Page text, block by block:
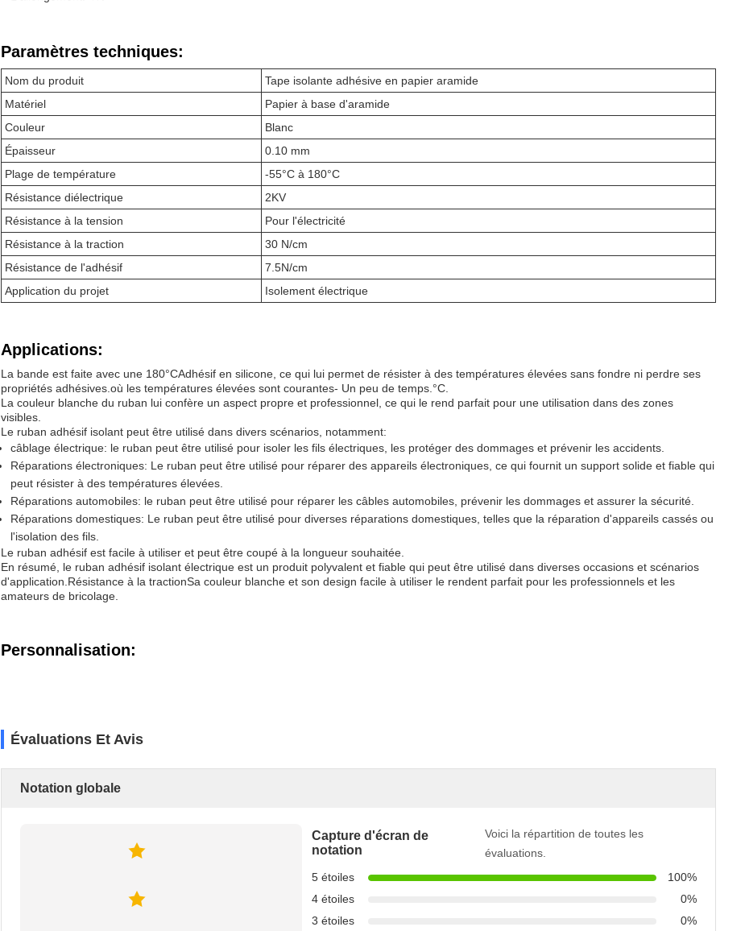
Paramètres techniques:
Nom du produit
Tape isolante adhésive en papier aramide
Matériel
Papier à base d'aramide
Couleur
Blanc
Épaisseur
0.10 mm
Plage de température
-55°C à 180°C
Résistance diélectrique
2KV
Résistance à la tension
Pour l'électricité
Résistance à la traction
30 N/cm
Résistance de l'adhésif
7.5N/cm
Application du projet
Isolement électrique
Applications:
La bande est faite avec une 180°CAdhésif en silicone, ce qui lui permet de résister à des températures élevées sans fondre ni perdre ses
propriétés adhésives.où les températures élevées sont courantes- Un peu de temps. °C.
La couleur blanche du ruban lui confère un aspect propre et professionnel, ce qui le rend parfait pour une utilisation dans des zones
visibles.
Le ruban adhésif isolant peut être utilisé dans divers scénarios, notamment:
câblage électrique: le ruban peut être utilisé pour isoler les fils électriques, les protéger des dommages et prévenir les accidents.
Réparations électroniques: Le ruban peut être utilisé pour réparer des appareils électroniques, ce qui fournit un support solide et fiable qui
peut résister à des températures élevées.
Réparations automobiles: le ruban peut être utilisé pour réparer les câbles automobiles, prévenir les dommages et assurer la sécurité.
Réparations domestiques: Le ruban peut être utilisé pour diverses réparations domestiques, telles que la réparation d'appareils cassés ou
l'isolation des fils.
Le ruban adhésif est facile à utiliser et peut être coupé à la longueur souhaitée.
En résumé, le ruban adhésif isolant électrique est un produit polyvalent et fiable qui peut être utilisé dans diverses occasions et scénarios
d'application.Résistance à la tractionSa couleur blanche et son design facile à utiliser le rendent parfait pour les professionnels et les
amateurs de bricolage.
Personnalisation:
Évaluations Et Avis
Notation globale
Capture d'écran de
notation
Voici la répartition de toutes les
évaluations.
5 étoiles
100%
4 étoiles
0%
3 étoiles
0%